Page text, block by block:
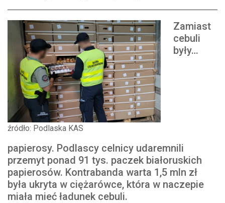
źródło: Podlaska KAS
Zamiast
cebuli
były…
papierosy. Podlascy celnicy udaremnili
przemyt ponad 91 tys. paczek białoruskich
papierosów. Kontrabanda warta 1,5 mln zł
była ukryta w ciężarówce, która w naczepie
miała mieć ładunek cebuli.